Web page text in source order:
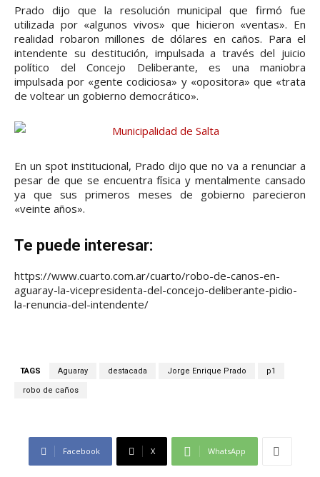
Prado dijo que la resolución municipal que firmó fue
utilizada por «algunos vivos» que hicieron «ventas». En
realidad robaron millones de dólares en caños. Para el
intendente su destitución, impulsada a través del juicio
político del Concejo Deliberante, es una maniobra
impulsada por «gente codiciosa» y «opositora» que «trata
de voltear un gobierno democrático».
En un spot institucional, Prado dijo que no va a renunciar a
pesar de que se encuentra física y mentalmente cansado
ya que sus primeros meses de gobierno parecieron
«veinte años».
Te puede interesar:
https://www.cuarto.com.ar/cuarto/robo-de-canos-en-
aguaray-la-vicepresidenta-del-concejo-deliberante-pidio-
la-renuncia-del-intendente/
TAGS Aguaray destacada Jorge Enrique Prado p1
robo de caños
Facebook X WhatsApp